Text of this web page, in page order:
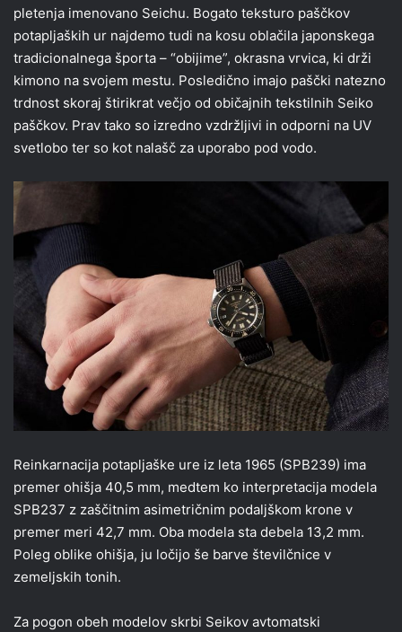
pletenja imenovano Seichu. Bogato teksturo paščkov
potapljaških ur najdemo tudi na kosu oblačila japonskega
tradicionalnega športa – “obijime”, okrasna vrvica, ki drži
kimono na svojem mestu. Posledično imajo paščki natezno
trdnost skoraj štirikrat večjo od običajnih tekstilnih Seiko
paščkov. Prav tako so izredno vzdržljivi in odporni na UV
svetlobo ter so kot nalašč za uporabo pod vodo.
Reinkarnacija potapljaške ure iz leta 1965 (SPB239) ima
premer ohišja 40,5 mm, medtem ko interpretacija modela
SPB237 z zaščitnim asimetričnim podaljškom krone v
premer meri 42,7 mm. Oba modela sta debela 13,2 mm.
Poleg oblike ohišja, ju ločijo še barve številčnice v
zemeljskih tonih.
Za pogon obeh modelov skrbi Seikov avtomatski